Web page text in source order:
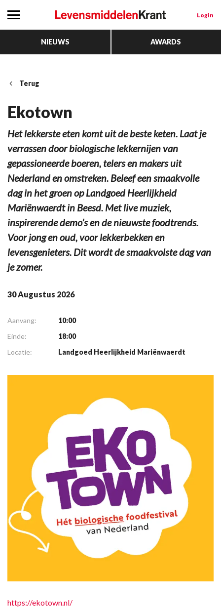
Login
NIEUWS AWARDS
Terug
Ekotown
Het lekkerste eten komt uit de beste keten. Laat je
verrassen door biologische lekkernijen van
gepassioneerde boeren, telers en makers uit
Nederland en omstreken. Beleef een smaakvolle
dag in het groen op Landgoed Heerlijkheid
Mariënwaerdt in Beesd. Met live muziek,
inspirerende demo’s en de nieuwste foodtrends.
Voor jong en oud, voor lekkerbekken en
levensgenieters. Dit wordt de smaakvolste dag van
je zomer.
30 Augustus 2026
Aanvang:
10:00
Einde:
18:00
Locatie:
Landgoed Heerlijkheid Mariënwaerdt
https://ekotown.nl/